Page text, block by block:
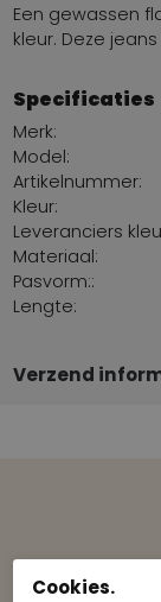
Een gewassen
kleur. Deze
Specificaties
Merk:
Model:
Artikelnummer:
Kleur:
Leveranciers
Materiaal:
Pasvorm::
Lengte:
Verzend
Cookies.